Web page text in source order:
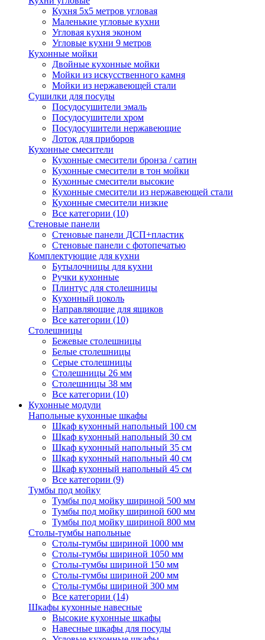
Кухня 5х5 метров угловая
Маленькие угловые кухни
Угловая кухня эконом
Угловые кухни 9 метров
Кухонные мойки
Двойные кухонные мойки
Мойки из искусственного камня
Мойки из нержавеющей стали
Сушилки для посуды
Посудосушители эмаль
Посудосушители хром
Посудосушители нержавеющие
Лоток для приборов
Кухонные смесители
Кухонные смесители бронза / сатин
Кухонные смесители в тон мойки
Кухонные смесители высокие
Кухонные смесители из нержавеющей стали
Кухонные смесители низкие
Все категории (10)
Стеновые панели
Стеновые панели ДСП+пластик
Стеновые панели с фотопечатью
Комплектующие для кухни
Бутылочницы для кухни
Ручки кухонные
Плинтус для столешницы
Кухонный цоколь
Направляющие для ящиков
Все категории (10)
Столешницы
Бежевые столешницы
Белые столешницы
Серые столешницы
Столешницы 26 мм
Столешницы 38 мм
Все категории (10)
Кухонные модули
Напольные кухонные шкафы
Шкаф кухонный напольный 100 см
Шкаф кухонный напольный 30 см
Шкаф кухонный напольный 35 см
Шкаф кухонный напольный 40 см
Шкаф кухонный напольный 45 см
Все категории (9)
Тумбы под мойку
Тумбы под мойку шириной 500 мм
Тумбы под мойку шириной 600 мм
Тумбы под мойку шириной 800 мм
Столы-тумбы напольные
Столы-тумбы шириной 1000 мм
Столы-тумбы шириной 1050 мм
Столы-тумбы шириной 150 мм
Столы-тумбы шириной 200 мм
Столы-тумбы шириной 300 мм
Все категории (14)
Шкафы кухонные навесные
Высокие кухонные шкафы
Навесные шкафы для посуды